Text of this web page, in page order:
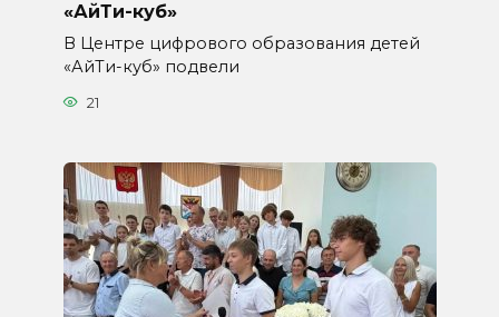
«АйТи-куб»
В Центре цифрового образования детей
«АйТи-куб» подвели
21